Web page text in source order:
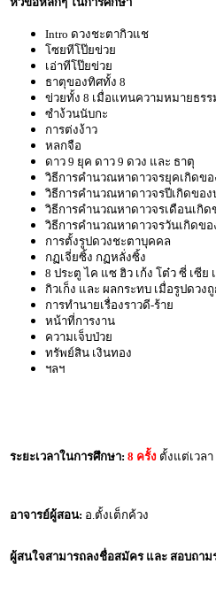
Intro ดวงชะตากิวแช
โซยทีโป๊ยข่วย
เอ่าทีโป๊ยข่วย
ธาตุของทิศทั้ง 8
ข่วยทั้ง 8 เมื่อแทนความหมายธร
ซำง้วนนับกะ
การต่งง้าว
หลกจือ
ดาว 9 ยุค ดาว 9 ดวง และ ธาตุ
วิธีการคำนวณหาดาวจรยุคเกิดข
วิธีการคำนวณหาดาวจรปีเกิดขอ
วิธีการคำนวณหาดาวจรเดือนเกิ
วิธีการคำนวณหาดาวจรวันเกิดข
การตั้งรูปดวงชะตาบุคคล
กฏเจี่ยซิ้ง กฏหลั่งซิ้ง
8 ประตู ไค แซ ฮิว เก้ง โต๋ว ซี่ เซี
กิวเก็ง และ ผลกระทบ เมื่อรูปดวง
การทำนายเรื่องราวดี-ร้าย
หน้าที่การงาน
ความเจ็บป่วย
ทรัพย์สิน เงินทอง
ฯลฯ
ระยะเวลาในการศึกษา: 8 ครั้ง ตั้งแต่เวล
อาจารย์ผู้สอน: อ.ตั้งเต็กค้วง
ผู้สนใจสามารถลงชื่อสมัคร และ สอบถาม